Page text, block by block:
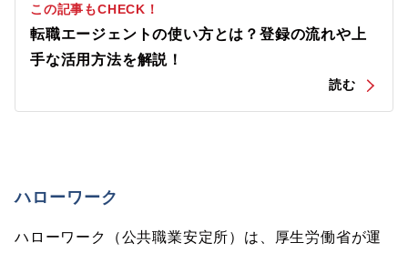
この記事もCHECK！
転職エージェントの使い方とは？登録の流れや上
手な活用方法を解説！
ハローワーク
ハローワーク（公共職業安定所）は、厚生労働省が運